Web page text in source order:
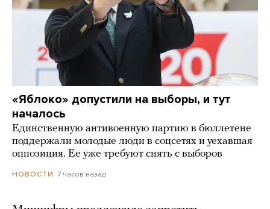
«Яблоко» допустили на выборы, и тут
началось
Единственную антивоенную партию в бюллетене
поддержали молодые люди в соцсетях и уехавшая
оппозиция. Ее уже требуют снять с выборов
НОВОСТИ 7 часов назад